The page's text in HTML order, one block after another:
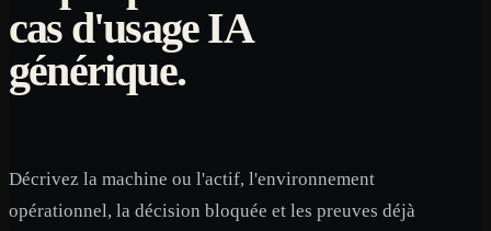
cas d'usage IA
générique.
Décrivez la machine ou l'actif, l'environnement
opérationnel, la décision bloquée et les preuves déjà